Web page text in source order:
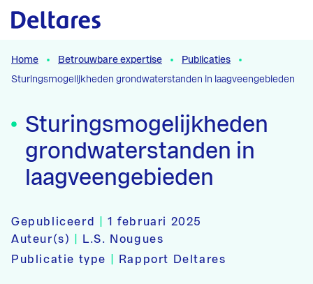
Naar hoofdcontent
Home Betrouwbare expertise
Publicaties
Sturingsmogelijkheden grondwaterstanden in laagveengebieden
Sturingsmogelijkheden
grondwaterstanden in
laagveengebieden
Gepubliceerd |1 februari 2025
Auteur(s)
L.S. Nougues
Publicatie type
Rapport Deltares